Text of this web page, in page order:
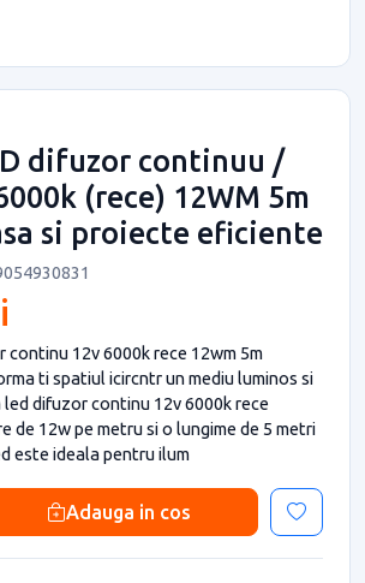
difuzor continuu /
(rece) 12WM 5m
si proiecte eficiente
continu 12v 6000k rece 12wm 5m
ti spatiul icircntr un mediu luminos si
led difuzor continu 12v 6000k rece
de 12w pe metru si o lungime de 5 metri
este ideala pentru ilum
Adauga in cos